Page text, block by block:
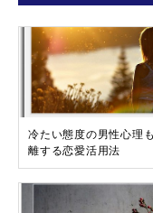
冷たい態度の男性心理
離する恋愛活用法